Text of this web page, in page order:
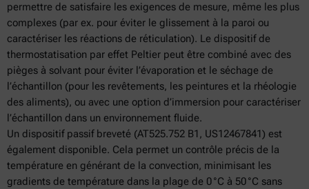
permettre de satisfaire les exigences de mesure, même les plus
complexes (par ex. pour éviter le glissement à la paroi ou
caractériser les réactions de réticulation). Le dispositif de
thermostatisation par effet Peltier peut être combiné avec des
pièges à solvant pour éviter l’évaporation et le séchage de
l’échantillon (pour les revêtements, les peintures et la rhéologie
des aliments), ou avec une option d’immersion pour caractériser
l’échantillon dans un environnement fluide.
Un dispositif passif breveté (AT525.752 B1, US12467841) est
également disponible. Cela permet un contrôle précis de la
température en générant de la convection, minimisant les
gradients de température dans la plage de 0 °C à 50 °C sans